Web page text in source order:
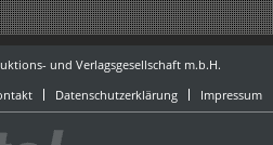
und Verlagsgesellschaft m.b.H.
Datenschutzerklärung Impressum